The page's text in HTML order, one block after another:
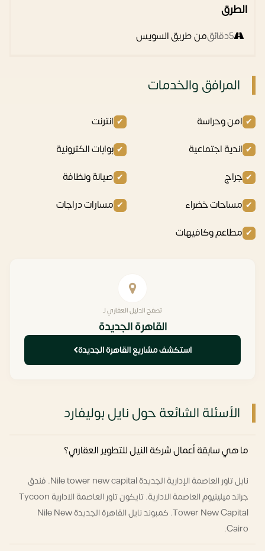
الطرق
5دقائق من طريق السويس
المرافق والخدمات
امن وحراسة
انترنت
اندية اجتماعية
بوابات الكترونية
جراج
صيانة ونظافة
مساحات خضراء
مسارات دراجات
مطاعم وكافيهات
تصفح الدليل العقاري لـ
القاهرة الجديدة
استكشف مشاريع القاهرة الجديدة
الأسئلة الشائعة حول نايل بوليفارد
ما هي سابقة أعمال شركة النيل للتطوير العقاري؟
نايل تاور العاصمة الإدارية الجديدة Nile tower new capital. فندق
جراند ميلينيوم العاصمة الادارية. تايكون تاور العاصمة الادارية Tycoon
Tower New Capital. كمبوند نايل القاهرة الجديدة Nile New
Cairo.